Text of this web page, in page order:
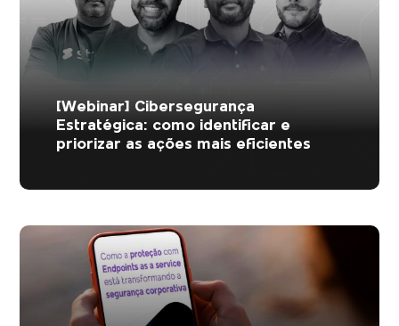
[Webinar] Cibersegurança
Estratégica: como identificar e
priorizar as ações mais eficientes